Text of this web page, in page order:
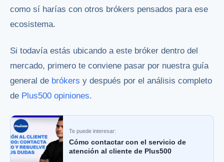
como sí harías con otros brókers pensados para ese
ecosistema.
Si todavía estás ubicando a este bróker dentro del
mercado, primero te conviene pasar por nuestra guía
general de brókers y después por el análisis completo
de Plus500 opiniones.
Te puede interesar:
Cómo contactar con el servicio de
atención al cliente de Plus500